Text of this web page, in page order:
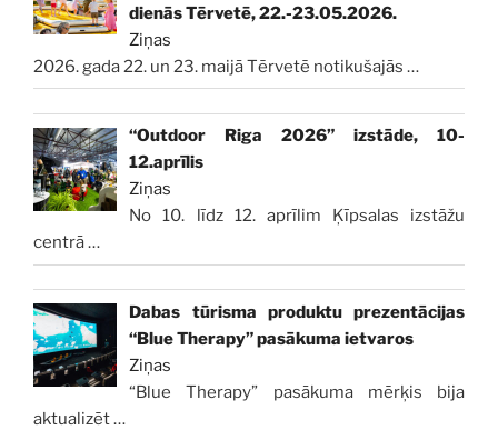
dienās Tērvetē, 22.-23.05.2026.
Ziņas
2026. gada 22. un 23. maijā Tērvetē notikušajās …
“Outdoor Riga 2026” izstāde, 10-
12.aprīlis
Ziņas
No 10. līdz 12. aprīlim Ķīpsalas izstāžu
centrā…
Dabas tūrisma produktu prezentācijas
“Blue Therapy” pasākuma ietvaros
Ziņas
“Blue Therapy” pasākuma mērķis bija
aktualizēt…